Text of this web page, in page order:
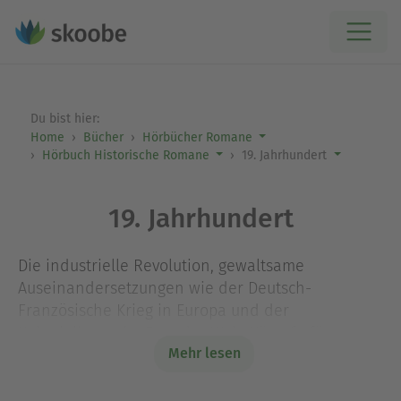
Du bist hier:
Home
Bücher
Hörbücher Romane
Hörbuch Historische Romane
19. Jahrhundert
19. Jahrhundert
Die industrielle Revolution, gewaltsame
Auseinandersetzungen wie der Deutsch-
Frauenrechte, gegen Rassismus und für
Mehr lesen